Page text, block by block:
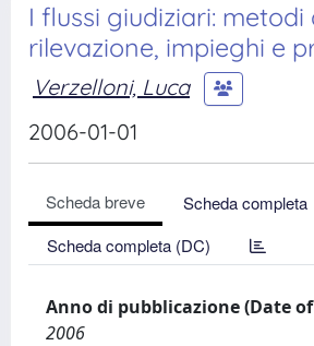
I flussi giudiziari: metodi
rilevazione, impieghi e
Verzelloni, Luca
2006-01-01
Scheda breve
Scheda completa
Scheda completa (DC)
Anno di pubblicazione (Date
2006